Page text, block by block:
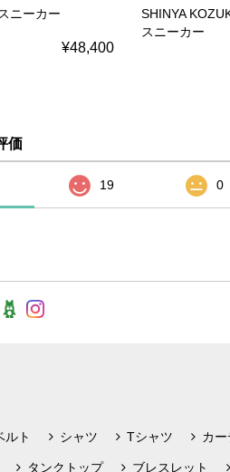
ニーカー
¥48,400
SHINYA
スニーカー
価
19 0
ルト シャツ Tシャツ カ
タンクトップ ブレスレット